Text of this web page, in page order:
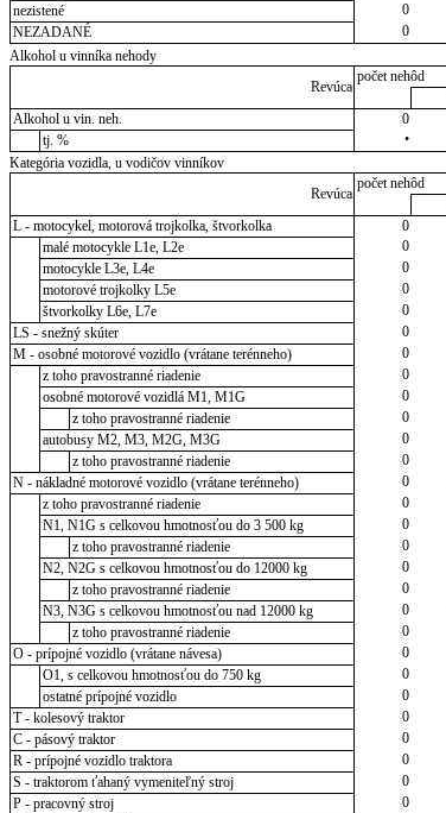
nezistené
0
NEZADANÉ
0
Alkohol u vinníka nehody
Revúca
počet nehôd
Alkohol u vin. neh.
0
tj. %
•
Kategória vozidla, u vodičov vinníkov
Revúca
počet nehôd
L - motocykel, motorová trojkolka, štvorkolka
0
malé motocykle L1e, L2e
0
motocykle L3e, L4e
0
motorové trojkolky L5e
0
štvorkolky L6e, L7e
0
LS - snežný skúter
0
M - osobné motorové vozidlo (vrátane terénneho)
0
z toho pravostranné riadenie
0
osobné motorové vozidlá M1, M1G
0
z toho pravostranné riadenie
0
autobusy M2, M3, M2G, M3G
0
z toho pravostranné riadenie
0
N - nákladné motorové vozidlo (vrátane terénneho)
0
z toho pravostranné riadenie
0
N1, N1G s celkovou hmotnosťou do 3 500 kg
0
z toho pravostranné riadenie
0
N2, N2G s celkovou hmotnosťou do 12000 kg
0
z toho pravostranné riadenie
0
N3, N3G s celkovou hmotnosťou nad 12000 kg
0
z toho pravostranné riadenie
0
O - prípojné vozidlo (vrátane návesa)
0
O1, s celkovou hmotnosťou do 750 kg
0
ostatné prípojné vozidlo
0
T - kolesový traktor
0
C - pásový traktor
0
R - prípojné vozidlo traktora
0
S - traktorom ťahaný vymeniteľný stroj
0
P - pracovný stroj
0